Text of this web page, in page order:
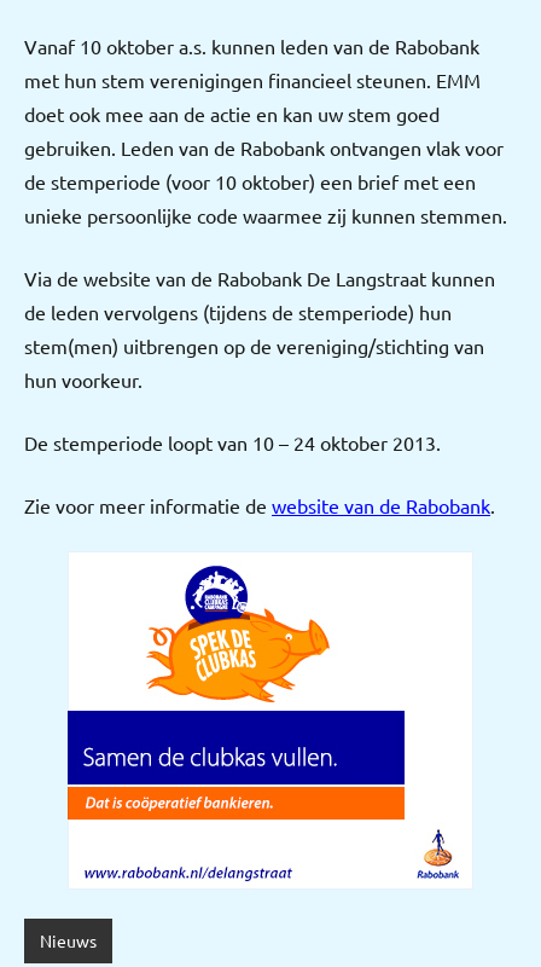
Vanaf 10 oktober a.s. kunnen leden van de Rabobank
met hun stem verenigingen financieel steunen. EMM
doet ook mee aan de actie en kan uw stem goed
gebruiken. Leden van de Rabobank ontvangen vlak voor
de stemperiode (voor 10 oktober) een brief met een
unieke persoonlijke code waarmee zij kunnen stemmen.
Via de website van de Rabobank De Langstraat kunnen
de leden vervolgens (tijdens de stemperiode) hun
stem(men) uitbrengen op de vereniging/stichting van
hun voorkeur.
De stemperiode loopt van 10 – 24 oktober 2013.
Zie voor meer informatie de website van de Rabobank
Nieuws